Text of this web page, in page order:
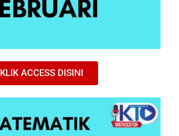
KLIK ACCESS DISINI